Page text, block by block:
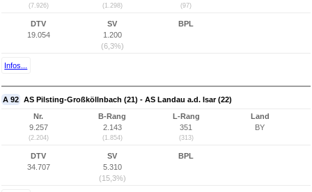
(7.926) (1.298) (97)
DTV
19.054
SV
1.200
(6,3%)
BPL
Infos...
A 92 AS Pilsting-Großköllnbach (21) - AS Landau a.d. Isar (22)
Nr.
9.257
(2.204)
B-Rang
2.143
(1.854)
L-Rang
351
(313)
Land
BY
DTV
34.707
SV
5.310
(15,3%)
BPL